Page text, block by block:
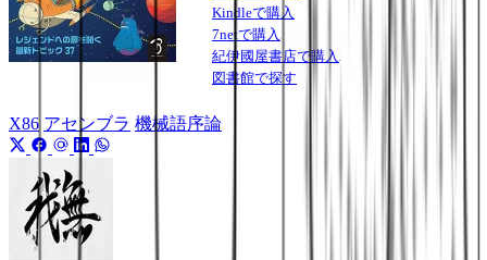
Kindleで購入
7netで購入
紀伊國屋書店で購入
図書館で探す
X86 アセンブラ 機械語序論